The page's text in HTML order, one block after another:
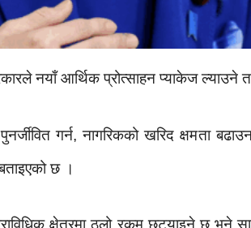
नयाँ आर्थिक प्रोत्साहन प्याकेज ल्याउने
गर्न, नागरिकको खरिद क्षमता
छ ।
क्षेत्रमा ठूलो रकम छुट्याइने छ भने